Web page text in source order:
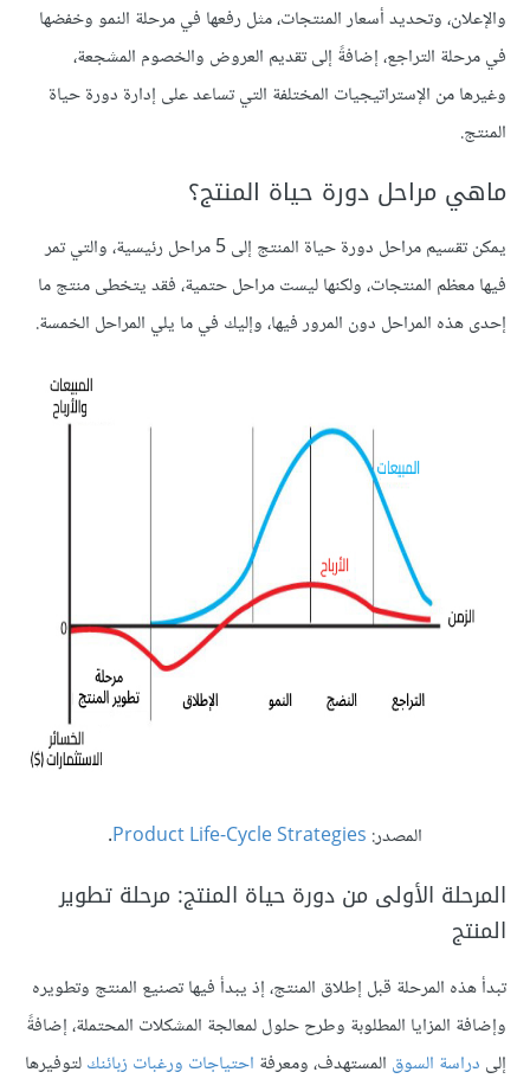
والإعلان، وتحديد أسعار المنتجات، مثل رفعها في مرحلة النمو وخفضها
في مرحلة التراجع، إضافةً إلى تقديم العروض والخصوم المشجعة،
وغيرها من الإستراتيجيات المختلفة التي تساعد على إدارة دورة حياة
المنتج.
ماهي مراحل دورة حياة المنتج؟
يمكن تقسيم مراحل دورة حياة المنتج إلى 5 مراحل رئيسية، والتي تمر
فيها معظم المنتجات، ولكنها ليست مراحل حتمية، فقد يتخطى منتج ما
إحدى هذه المراحل دون المرور فيها، وإليك في ما يلي المراحل الخمسة.
المصدر: Product Life-Cycle Strategies
.
المرحلة الأولى من دورة حياة المنتج: مرحلة تطوير
المنتج
تبدأ هذه المرحلة قبل إطلاق المنتج، إذ يبدأ فيها تصنيع المنتج وتطويره
وإضافة المزايا المطلوبة وطرح حلول لمعالجة المشكلات المحتملة، إضافةً
إلى دراسة السوق المستهدف، ومعرفة احتياجات ورغبات زبائنكلتوفيرها